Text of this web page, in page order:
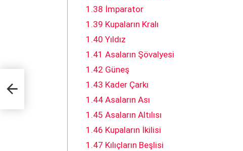
1.38 İmparator
1.39 Kupaların Kralı
1.40 Yıldız
1.41 Asaların Şövalyesi
1.42 Güneş
1.43 Kader Çarkı
1.44Asaların Ası
1.45 Asaların Altılısı
1.46 Kupaların İkilisi
1.47 Kılıçların Beşlisi